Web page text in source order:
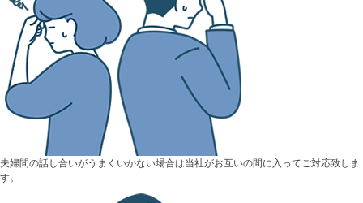
夫婦間の話し合いがうまくいかない場合は当社がお互いの間に入ってご対応致しま
す。